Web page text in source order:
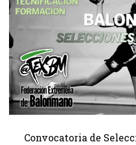
Convocatoria de